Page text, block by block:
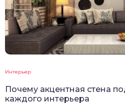
Интерьер
Почему акцентная стена
каждого интерьера